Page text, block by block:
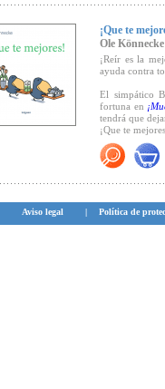
¡Que te
Ole Könnecke
¡Reír es la
ayuda contra
El simpático
fortuna en
tendrá que
¡Que te
Aviso legal | Política de